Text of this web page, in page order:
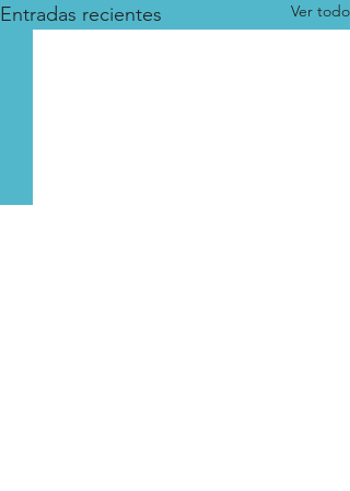
Entradas recientes Ver todo